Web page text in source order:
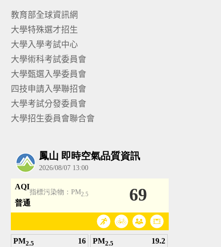
教育部全球資訊網
大學特殊選才招生
大學入學考試中心
大學術科考試委員會
大學甄選入學委員會
四技申請入學聯招會
大學考試分發委員會
大學招生委員會聯合會